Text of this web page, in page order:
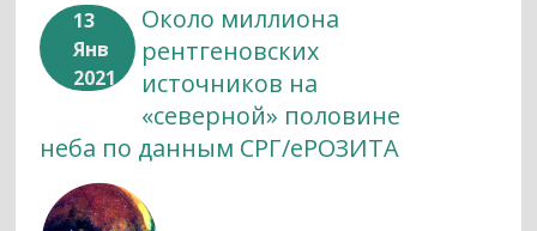
13
Янв
2021
Около миллиона
рентгеновских
источников на
«северной» половине
неба по данным СРГ/еРОЗИТА